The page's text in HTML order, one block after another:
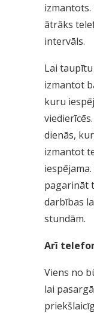
ātrāks
intervāls.
Lai
izmantot
kuru
dienās,
izmantot
pagarināt
darbības
stundām.
Arī
Viens no
lai